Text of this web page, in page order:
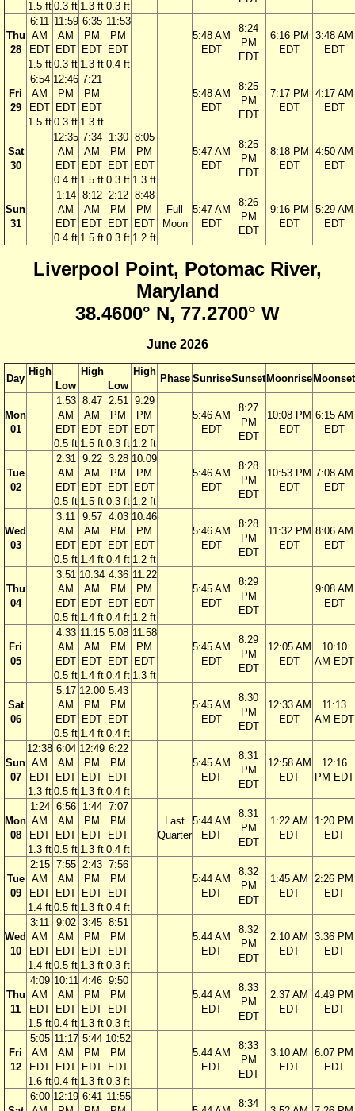
1.5 ft 0.3 ft 1.3 ft 0.3 ft
Thu
28
6:11
AM
EDT
1.5 ft
11:59
AM
EDT
0.3 ft
6:35
PM
EDT
1.3 ft
11:53
PM
EDT
0.4 ft
5:48 AM
EDT
8:24
PM
EDT
6:16 PM
EDT
3:48 AM
EDT
Fri
29
6:54
AM
EDT
1.5 ft
12:46
PM
EDT
0.3 ft
7:21
PM
EDT
1.3 ft
5:48 AM
EDT
8:25
PM
EDT
7:17 PM
EDT
4:17 AM
EDT
Sat
30
12:35
AM
EDT
0.4 ft
7:34
AM
EDT
1.5 ft
1:30
PM
EDT
0.3 ft
8:05
PM
EDT
1.3 ft
5:47 AM
EDT
8:25
PM
EDT
8:18 PM
EDT
4:50 AM
EDT
Sun
31
1:14
AM
EDT
0.4 ft
8:12
AM
EDT
1.5 ft
2:12
PM
EDT
0.3 ft
8:48
PM
EDT
1.2 ft
Full
Moon
5:47 AM
EDT
8:26
PM
EDT
9:16 PM
EDT
5:29 AM
EDT
Liverpool Point, Potomac River,
Maryland
38.4600° N, 77.2700° W
June 2026
Day
High
Low
High
Low
High
Phase SunriseSunsetMoonriseMoonset
Mon
01
1:53
AM
EDT
0.5 ft
8:47
AM
EDT
1.5 ft
2:51
PM
EDT
0.3 ft
9:29
PM
EDT
1.2 ft
5:46 AM
EDT
8:27
PM
EDT
10:08 PM
EDT
6:15 AM
EDT
Tue
02
2:31
AM
EDT
0.5 ft
9:22
AM
EDT
1.5 ft
3:28
PM
EDT
0.3 ft
10:09
PM
EDT
1.2 ft
5:46 AM
EDT
8:28
PM
EDT
10:53 PM
EDT
7:08 AM
EDT
Wed
03
3:11
AM
EDT
0.5 ft
9:57
AM
EDT
1.4 ft
4:03
PM
EDT
0.4 ft
10:46
PM
EDT
1.2 ft
5:46 AM
EDT
8:28
PM
EDT
11:32 PM
EDT
8:06 AM
EDT
Thu
04
3:51
AM
EDT
0.5 ft
10:34
AM
EDT
1.4 ft
4:36
PM
EDT
0.4 ft
11:22
PM
EDT
1.2 ft
5:45 AM
EDT
8:29
PM
EDT
9:08 AM
EDT
Fri
05
4:33
AM
EDT
0.5 ft
11:15
AM
EDT
1.4 ft
5:08
PM
EDT
0.4 ft
11:58
PM
EDT
1.3 ft
5:45 AM
EDT
8:29
PM
EDT
12:05 AM
EDT
10:10
AM EDT
Sat
06
5:17
AM
EDT
0.5 ft
12:00
PM
EDT
1.4 ft
5:43
PM
EDT
0.4 ft
5:45 AM
EDT
8:30
PM
EDT
12:33 AM
EDT
11:13
AM EDT
Sun
07
12:38
AM
EDT
1.3 ft
6:04
AM
EDT
0.5 ft
12:49
PM
EDT
1.3 ft
6:22
PM
EDT
0.4 ft
5:45 AM
EDT
8:31
PM
EDT
12:58 AM
EDT
12:16
PM EDT
Mon
08
1:24
AM
EDT
1.3 ft
6:56
AM
EDT
0.5 ft
1:44
PM
EDT
1.3 ft
7:07
PM
EDT
0.4 ft
Last
Quarter
5:44 AM
EDT
8:31
PM
EDT
1:22 AM
EDT
1:20 PM
EDT
Tue
09
2:15
AM
EDT
1.4 ft
7:55
AM
EDT
0.5 ft
2:43
PM
EDT
1.3 ft
7:56
PM
EDT
0.4 ft
5:44 AM
EDT
8:32
PM
EDT
1:45 AM
EDT
2:26 PM
EDT
Wed
10
3:11
AM
EDT
1.4 ft
9:02
AM
EDT
0.5 ft
3:45
PM
EDT
1.3 ft
8:51
PM
EDT
0.3 ft
5:44 AM
EDT
8:32
PM
EDT
2:10 AM
EDT
3:36 PM
EDT
Thu
11
4:09
AM
EDT
1.5 ft
10:11
AM
EDT
0.4 ft
4:46
PM
EDT
1.3 ft
9:50
PM
EDT
0.3 ft
5:44 AM
EDT
8:33
PM
EDT
2:37 AM
EDT
4:49 PM
EDT
Fri
12
5:05
AM
EDT
1.6 ft
11:17
AM
EDT
0.4 ft
5:44
PM
EDT
1.3 ft
10:52
PM
EDT
0.3 ft
5:44 AM
EDT
8:33
PM
EDT
3:10 AM
EDT
6:07 PM
EDT
6:00 12:19 6:41 11:55
8:34